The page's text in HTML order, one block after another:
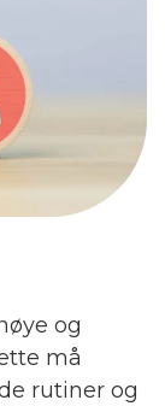
og
må
rutiner og